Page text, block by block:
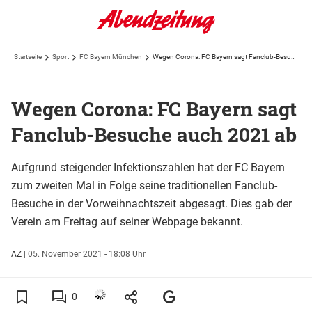
Startseite Sport FC Bayern München
Wegen Corona: FC Bayern sagt
Fanclub-Besuche auch 2021 ab
Aufgrund steigender Infektionszahlen hat der FC Bayern
zum zweiten Mal in Folge seine traditionellen Fanclub-
Besuche in der Vorweihnachtszeit abgesagt. Dies gab der
Verein am Freitag auf seiner Webpage bekannt.
AZ | 05. November 2021 - 18:08 Uhr
0